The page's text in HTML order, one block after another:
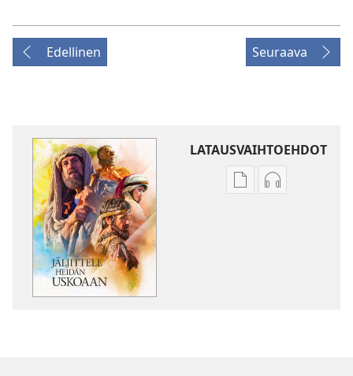
Edellinen Seuraava
LATAUSVAIHTOEHDOT
JulkaisujenÄänitteiden